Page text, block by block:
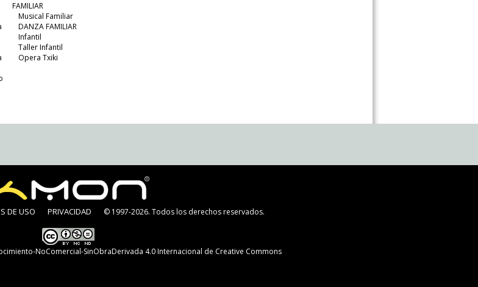
FAMILIAR
Musical Familiar
DANZA FAMILIAR
Infantil
Taller Infantil
Opera Txiki
DE USO PRIVACIDAD © 1997-2026. Todos los derechos reservados.
NoComercial-SinObraDerivada 4.0 Internacional de Creative Commons